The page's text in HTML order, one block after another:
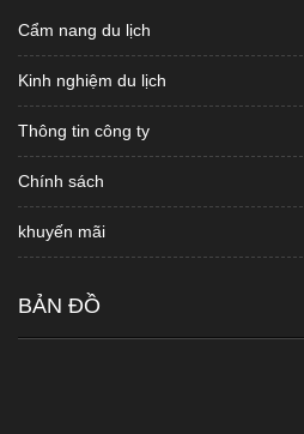
Cẩm nang du lịch
Kinh nghiệm du lịch
Thông tin công ty
Chính sách
khuyến mãi
BẢN ĐỒ